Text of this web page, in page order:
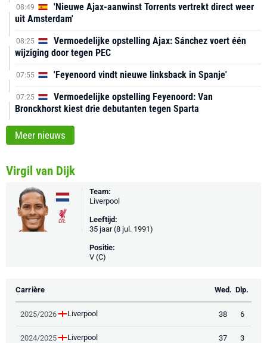
08:49
'Nieuwe Ajax-aanwinst Torrents vertrekt direct weer
uit Amsterdam'
08:25
Vermoedelijke opstelling Ajax: Sánchez voert één
wijziging door tegen PEC
07:55 'Feyenoord vindt nieuwe linksback in Spanje'
07:25
Vermoedelijke opstelling Feyenoord: Van
Bronckhorst kiest drie debutanten tegen Sparta
Meer nieuws
Virgil van Dijk
Team:
Liverpool
Leeftijd:
35 jaar (8 jul. 1991)
Positie:
V (C)
Carrière Wed. Dlp.
2025/2026 Liverpool 38 6
2024/2025 Liverpool 37 3